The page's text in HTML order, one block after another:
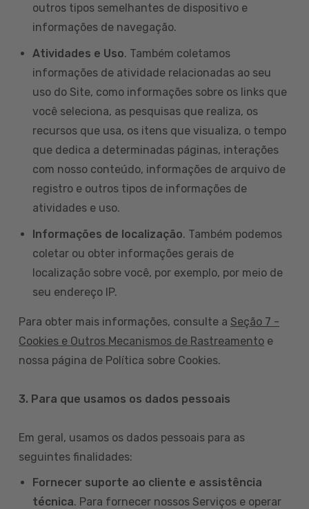
outros tipos semelhantes de dispositivo e
informações de navegação.
Atividades e Uso. Também coletamos
informações de atividade relacionadas ao seu
uso do Site, como informações sobre os links que
você seleciona, as pesquisas que realiza, os
recursos que usa, os itens que visualiza, o tempo
que dedica a determinadas páginas, interações
com nosso conteúdo, informações de arquivo de
registro e outros tipos de informações de
atividades e uso.
Informações de localização. Também podemos
coletar ou obter informações gerais de
localização sobre você, por exemplo, por meio de
seu endereço IP.
Para obter mais informações, consulte a Seção 7 -
Cookies e Outros Mecanismos de Rastreamento e
nossa página de Política sobre Cookies.
3. Para que usamos os dados pessoais
Em geral, usamos os dados pessoais para as
seguintes finalidades:
Fornecer suporte ao cliente e assistência
técnica. Para fornecer nossos Serviços e operar